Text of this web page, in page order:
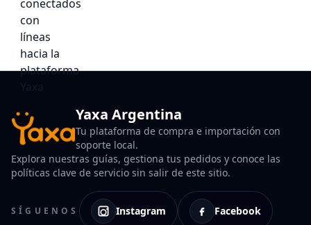
Yaxa Argentina
Tu plataforma de compra e importación con
soporte local.
Explora nuestras guías, gestiona tus pedidos y conoce las
políticas clave de servicio sin salir de este sitio.
SÍGUENOS Instagram Facebook